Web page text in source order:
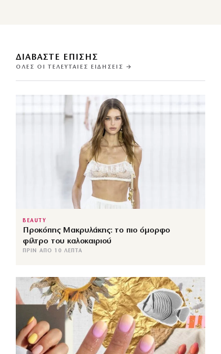
ΔΙΑΒΑΣΤΕ ΕΠΙΣΗΣ
ΌΛΕΣ ΟΙ ΤΕΛΕΥΤΑΊΕΣ ΕΙΔΉΣΕΙΣ →
BEAUTY
Προκόπης Μακρυλάκης: το πιο όμορφο
φίλτρο του καλοκαιριού
ΠΡΙΝ ΑΠΌ 10 ΛΕΠΤΆ